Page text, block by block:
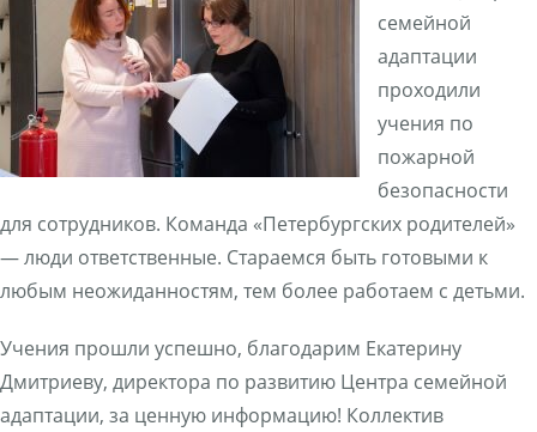
семейной
адаптации
проходили
учения по
пожарной
безопасности
для сотрудников. Команда «Петербургских родителей»
— люди ответственные. Стараемся быть готовыми к
любым неожиданностям, тем более работаем с детьми.
Учения прошли успешно, благодарим Екатерину
Дмитриеву, директора по развитию Центра семейной
адаптации, за ценную информацию! Коллектив